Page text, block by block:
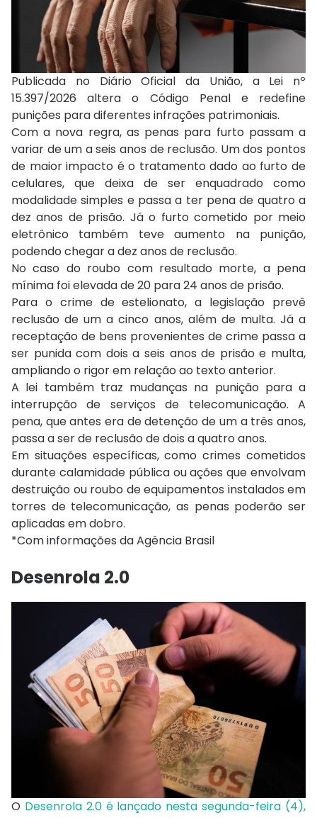
Publicada no Diário Oficial da União, a Lei nº
15.397/2026 altera o Código Penal e redefine
punições para diferentes infrações patrimoniais.
Com a nova regra, as penas para furto passam a
variar de um a seis anos de reclusão. Um dos pontos
de maior impacto é o tratamento dado ao furto de
celulares, que deixa de ser enquadrado como
modalidade simples e passa a ter pena de quatro a
dez anos de prisão. Já o furto cometido por meio
eletrônico também teve aumento na punição,
podendo chegar a dez anos de reclusão.
No caso do roubo com resultado morte, a pena
mínima foi elevada de 20 para 24 anos de prisão.
Para o crime de estelionato, a legislação prevê
reclusão de um a cinco anos, além de multa. Já a
receptação de bens provenientes de crime passa a
ser punida com dois a seis anos de prisão e multa,
ampliando o rigor em relação ao texto anterior.
A lei também traz mudanças na punição para a
interrupção de serviços de telecomunicação. A
pena, que antes era de detenção de um a três anos,
passa a ser de reclusão de dois a quatro anos.
Em situações específicas, como crimes cometidos
durante calamidade pública ou ações que envolvam
destruição ou roubo de equipamentos instalados em
torres de telecomunicação, as penas poderão ser
aplicadas em dobro.
*Com informações da Agência Brasil
Desenrola 2.0
O Desenrola 2.0 é lançado nesta segunda-feira (4),